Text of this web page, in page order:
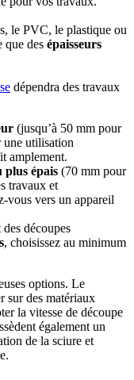
le PVC, le plastique ou
que des épaisseurs
dépendra des travaux
(jusqu’à 50 mm pour
une utilisation
amplement.
plus épais (70 mm pour
travaux et
vous vers un appareil
découpes
, choisissez au minimum
options. Le
sur des matériaux
la vitesse de découpe
également un
de la sciure et